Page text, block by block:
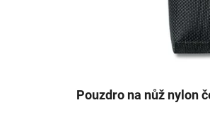
Pouzdro na nůž nylon